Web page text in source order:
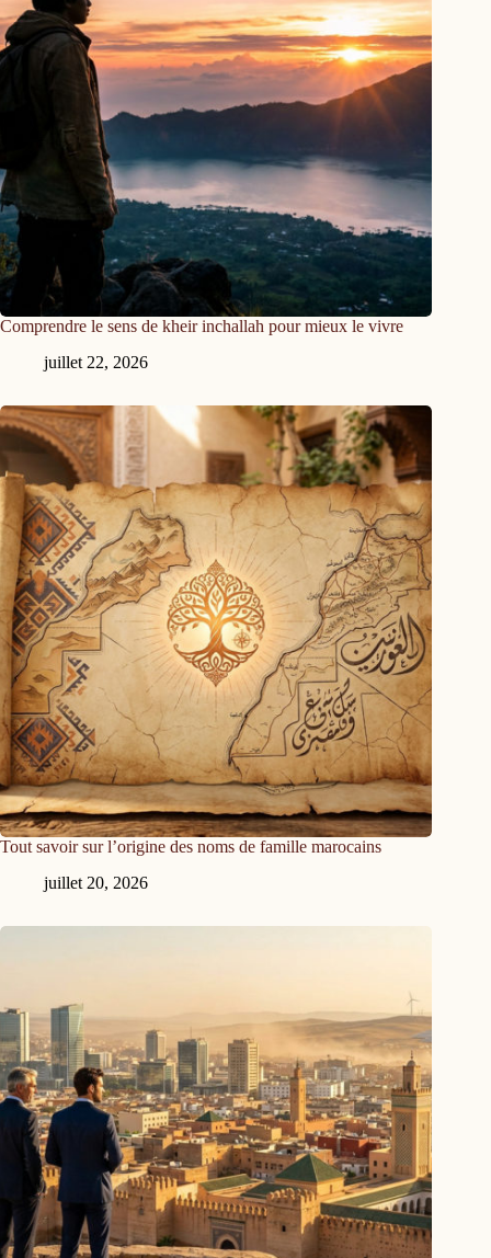
Comprendre le sens de kheir inchallah pour mieux le vivre
juillet 22, 2026
Tout savoir sur l’origine des noms de famille marocains
juillet 20, 2026